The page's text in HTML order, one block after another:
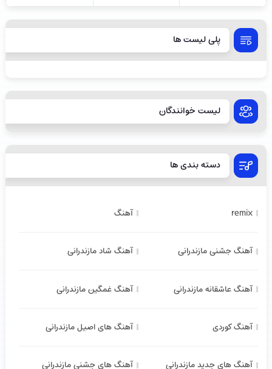
پلی لیست ها
لیست خوانندگان
دسته بندی ها
remix آهنگ
آهنگ جشنی مازندرانی آهنگ شاد مازندرانی
آهنگ عاشقانه مازندرانی آهنگ غمگین مازندرانی
آهنگ کوردی آهنگ های اصیل مازندرانی
آهنگ های جدید مازندرانی آهنگ های جشنی مازندرانی